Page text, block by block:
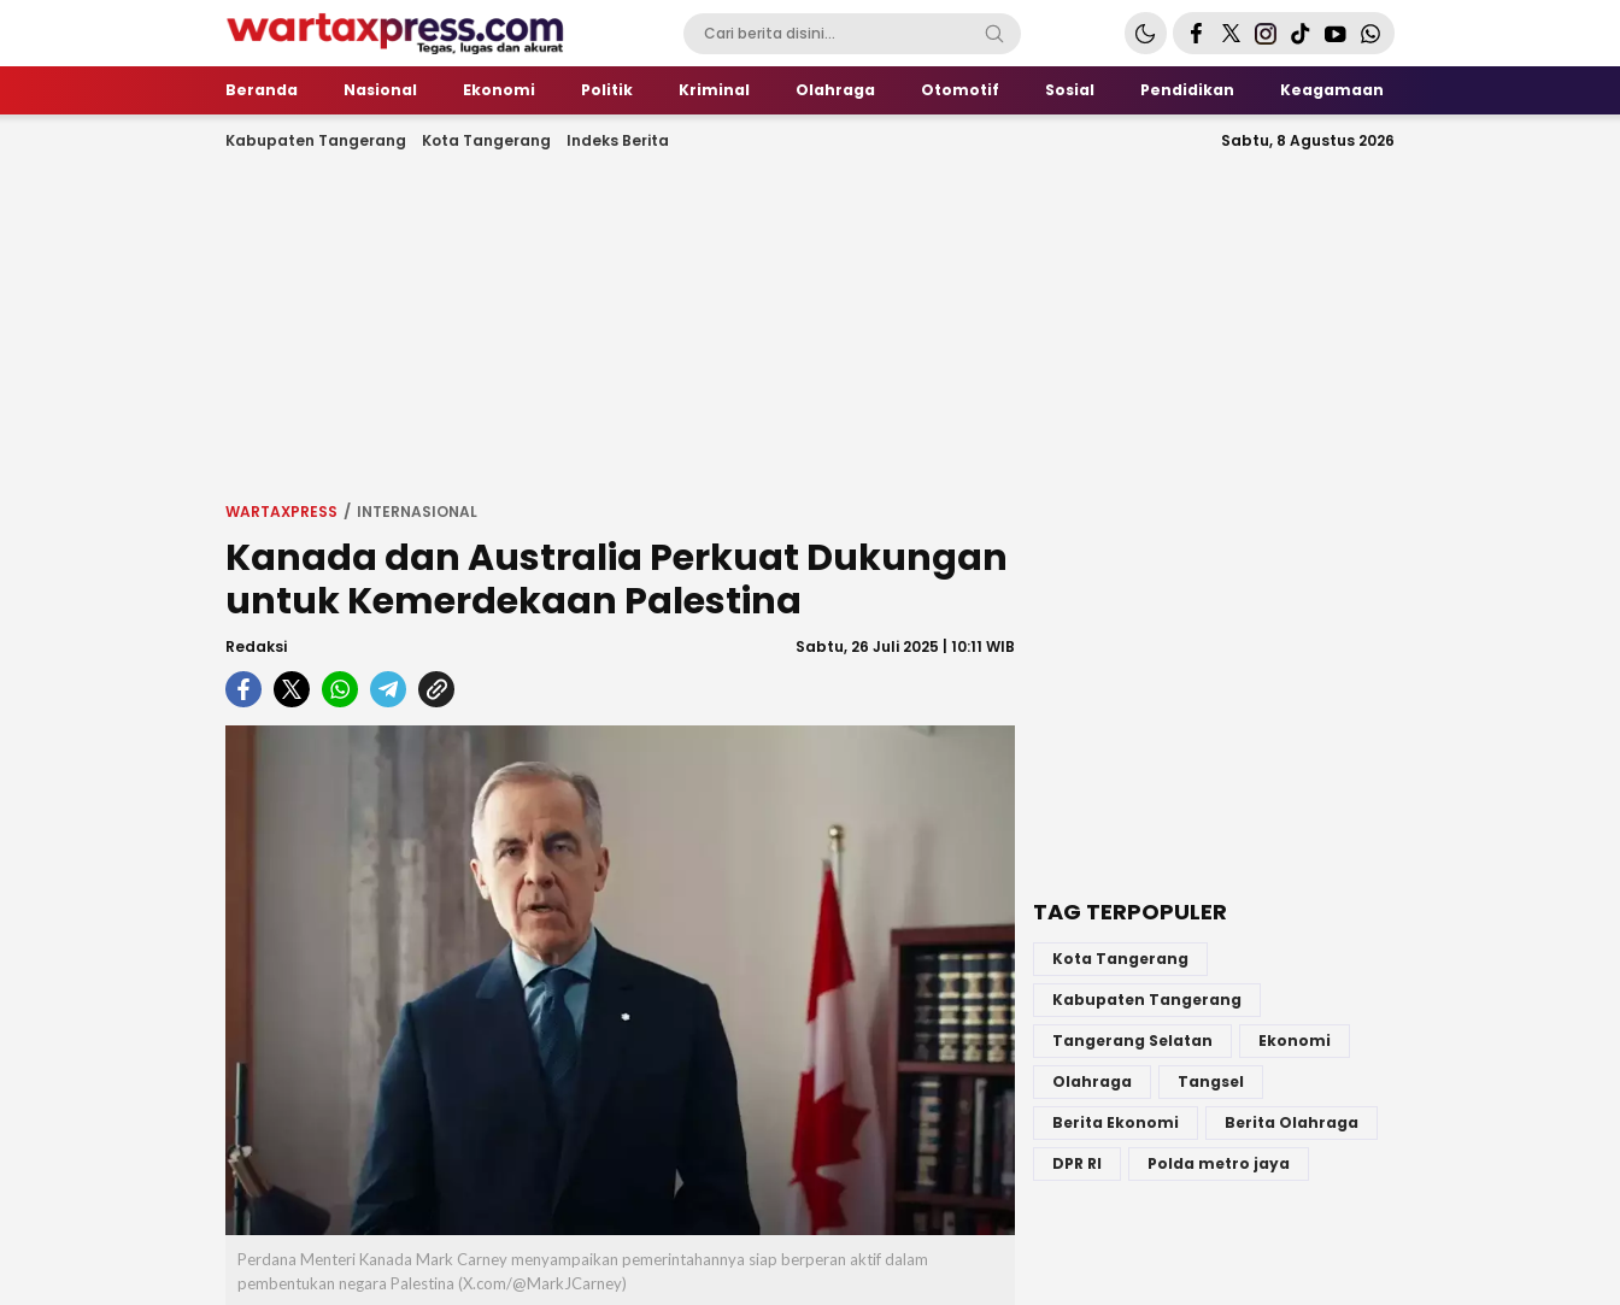
WartaXpress
Tegas, Lugas dan Akurat
Beranda Nasional Ekonomi Politik Kriminal Olahraga Otomotif Sosial Pendidikan Keagamaan
Kabupaten Tangerang Kota Tangerang Indeks Berita Sabtu, 8 Agustus 2026
WARTAXPRESS INTERNASIONAL
Kanada dan Australia Perkuat Dukungan
untuk Kemerdekaan Palestina
Redaksi Sabtu, 26 Juli 2025 | 10:11 WIB
Perdana Menteri Kanada Mark Carney menyampaikan pemerintahannya siap berperan aktif dalam
pembentukan negara Palestina (X.com/@MarkJCarney)
TAG TERPOPULER
Kota Tangerang
Kabupaten Tangerang
Tangerang Selatan
Ekonomi
Olahraga
Tangsel
Berita Ekonomi
Berita Olahraga
DPR RI
Polda metro jaya